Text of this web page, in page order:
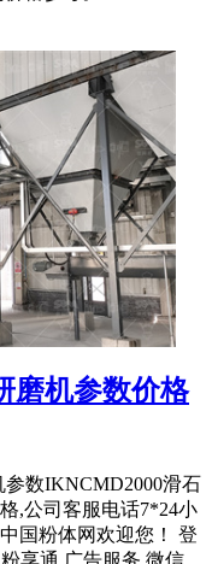
磨机参数价格
数IKNCMD2000滑石
,公司客服电话7*24小
国粉体网欢迎您！ 登
享通 广告服务 微信